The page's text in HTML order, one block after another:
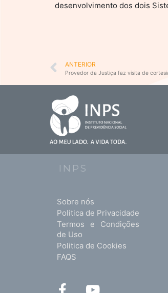
desenvolvimento dos dois
Prev
ANTERIOR
Provedor da Justiça faz visita de
INPS
Sobre nós
Politica de Privacidade
Termos e Condições
de Uso
Politica de Cookies
FAQS
F
Y